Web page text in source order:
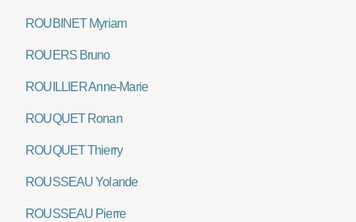
ROUBINET Myriam
ROUERS Bruno
ROUILLIER Anne-Marie
ROUQUET Ronan
ROUQUET Thierry
ROUSSEAU Yolande
ROUSSEAU Pierre